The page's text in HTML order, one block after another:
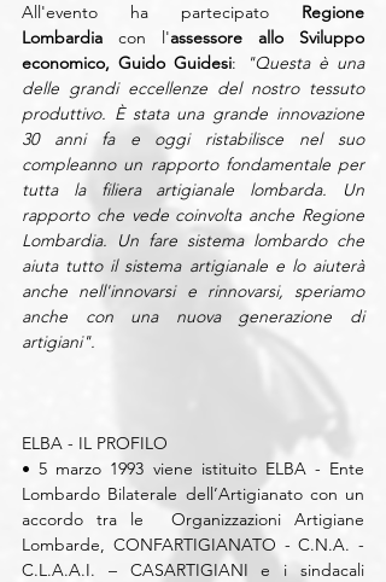
All'evento ha partecipato Regione
Lombardia con l'assessore allo Sviluppo
economico, Guido Guidesi:
"Questa è una
delle grandi eccellenze del nostro tessuto
produttivo. È stata una grande innovazione
30 anni fa e oggi ristabilisce nel suo
compleanno un rapporto fondamentale per
tutta la filiera artigianale lombarda. Un
rapporto che vede coinvolta anche Regione
Lombardia. Un fare sistema lombardo che
aiuta tutto il sistema artigianale e lo aiuterà
anche nell'innovarsi e rinnovarsi, speriamo
anche con una nuova generazione di
artigiani".
ELBA - IL PROFILO
• 5 marzo 1993 viene istituito ELBA - Ente
Lombardo Bilaterale dell’Artigianato con un
accordo tra le  Organizzazioni Artigiane
Lombarde, CONFARTIGIANATO - C.N.A. -
C.L.A.A.I. – CASARTIGIANI e i sindacali